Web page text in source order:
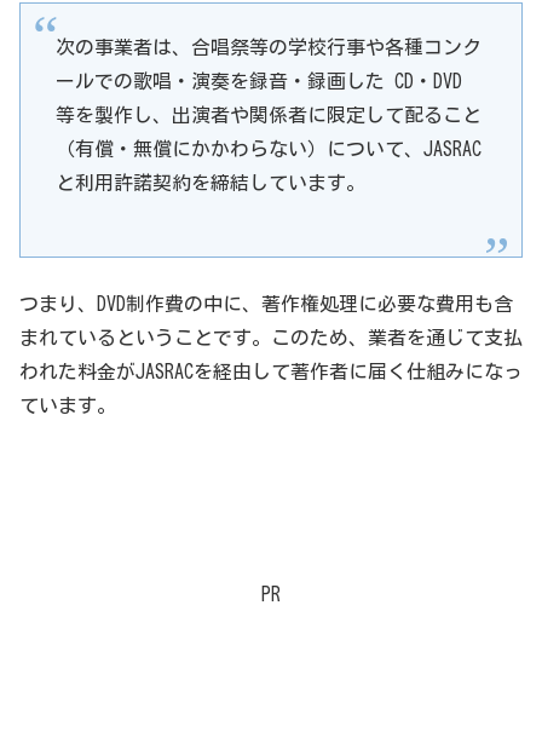
次の事業者は、合唱祭等の学校行事や各種コンク
ールでの歌唱・演奏を録音・録画した CD・DVD
等を製作し、出演者や関係者に限定して配ること
（有償・無償にかかわらない）について、JASRAC
と利用許諾契約を締結しています。
つまり、DVD制作費の中に、著作権処理に必要な費用も含
まれているということです。このため、業者を通じて支払
われた料金がJASRACを経由して著作者に届く仕組みになっ
ています。
PR